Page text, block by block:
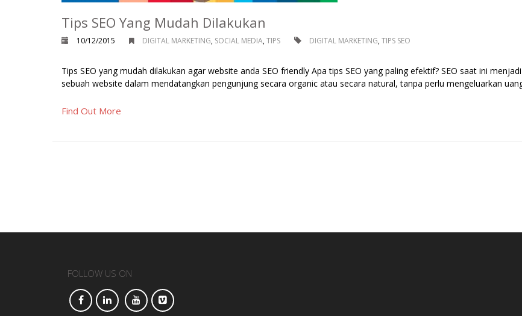
Tips SEO Yang Mudah Dilakukan
10/12/2015 DIGITAL MARKETING, SOCIAL MEDIA,TIPS DIGITAL MARKETING,TIPS SEO
Tips SEO yang mudah dilakukan agar website anda SEO friendly Apa tips SEO yang paling efektif? SEO saat ini
sebuah website dalam mendatangkan pengunjung secara organic atau secara natural, tanpa perlu mengeluarkan
Find Out More
FOLLOW US ON